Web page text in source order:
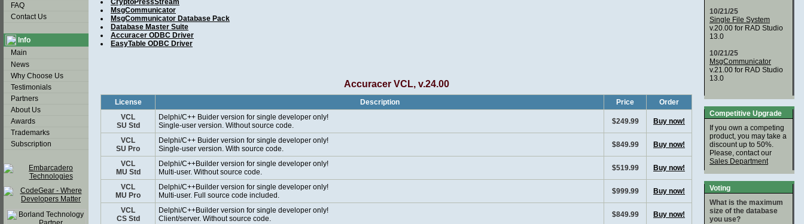
FAQ
Contact Us
Info
Main
News
Why Choose Us
Testimonials
Partners
About Us
Awards
Trademarks
Subscription
CryptoPressStream
MsgCommunicator
MsgCommunicator Database Pack
Database Master Suite
Accuracer ODBC Driver
EasyTable ODBC Driver
Accuracer VCL, v.24.00
License Description Price
Order
VCL
SU Std
Delphi/C++ Buider version for single developer only!
Single-user version. Without source code.
$249.99 Buy now!
VCL
SU Pro
Delphi/C++ Buider version for single developer only!
Single-user version. With source code.
$849.99 Buy now!
VCL
MU Std
Delphi/C++Builder version for single developer only!
Multi-user. Without source code.
$519.99 Buy now!
VCL
MU Pro
Delphi/C++Builder version for single developer only!
Multi-user. Full source code included.
$999.99 Buy now!
VCL
CS Std
Delphi/C++Builder version for single developer only!
Client/server. Without source code.
$849.99 Buy now!
10/21/25
Single File System
v.20.00 for RAD Studio
13.0
10/21/25
MsgCommunicator
v.21.00 for RAD Studio
13.0
Competitive Upgrade
If you own a competing
product, you may take a
discount up to 50%.
Please, contact our
Sales Department
Voting
What is the maximum
size of the database
you use?